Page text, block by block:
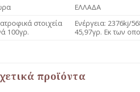
ΕΛΛΑΔΑ
στοιχεία
100γρ.
Ενέργεια: 2376kj/
45,97γρ. Εκ των
προϊόντα